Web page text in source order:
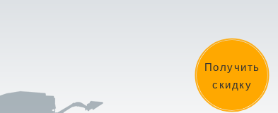
Получить
скидку